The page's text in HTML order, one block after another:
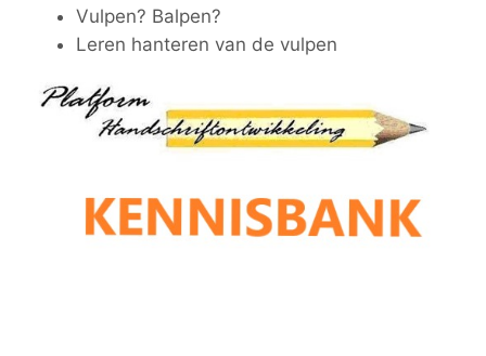
Vulpen? Balpen?
Leren hanteren van de vulpen